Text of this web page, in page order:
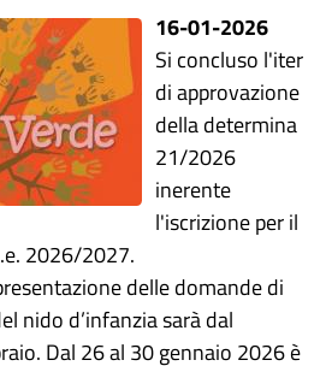
16-01-2026
Si concluso l'iter
di approvazione
della determina
21/2026
inerente
l'iscrizione per il
2026/2027.
delle domande di
el nido d’infanzia sarà dal
Dal 26 al 30 gennaio 2026è